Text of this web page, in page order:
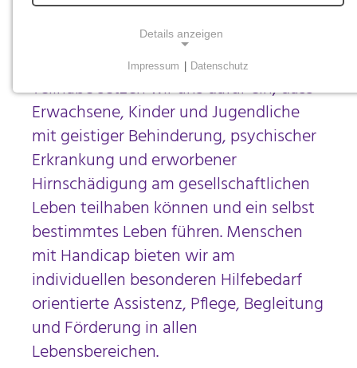
Einrichtung der Behindertenhilfe. Als
Dienstleister für Eingliederung und
Teilhabe setzen wir uns dafür ein, dass
Erwachsene, Kinder und Jugendliche
mit geistiger Behinderung, psychischer
Erkrankung und erworbener
Hirnschädigung am gesellschaftlichen
Leben teilhaben können und ein selbst
bestimmtes Leben führen. Menschen
mit Handicap bieten wir am
individuellen besonderen Hilfebedarf
orientierte Assistenz, Pflege, Begleitung
und Förderung in allen
Lebensbereichen.
Details anzeigen
Notwendige Cookies ermöglichen grundlegende
Funktionen und sind für die einwandfreie Funktion
der Website erforderlich.
Einverständnis-Cookie
Name:
cookie_consent
Zweck:
Dieser Cookie speichert die ausgewählten
Cookie Laufzeit:
Impressum Datenschutz